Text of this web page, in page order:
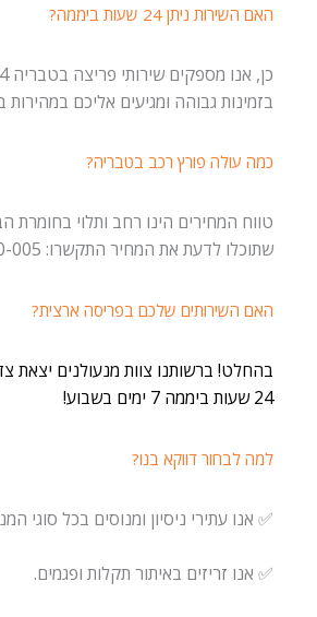
האם השירות ניתן 24 שעות ביממה?
בזמינות גבוהה ומגיעים אליכם במהירות בתוך 20
כמה עולה פורץ רכב בטבריה?
טווח המחירים הינו רחב ותלוי בחומרת
שתוכלו לדעת את המחיר התקשרו: 050-8090-005
האם השירותים שלכם בפריסה ארצית?
בהחלט! ברשותנו צוות מנעולנים יצאת
24 שעות ביממה 7 ימים בשבוע!
למה לבחור דווקא בנו?
✅ אנו עתירי ניסיון ומנוסים בכל סוגי
✅ אנו זריזים באיתור תקלות ופגמים.